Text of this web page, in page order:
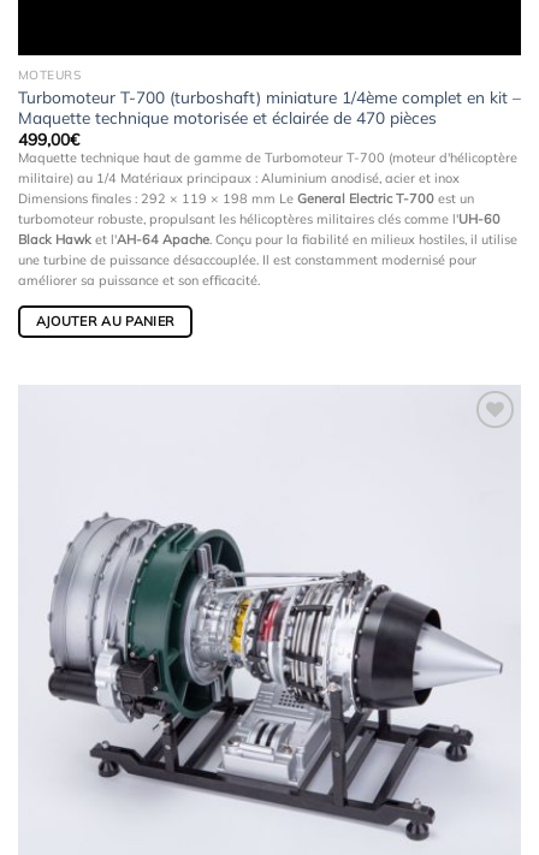
MOTEURS
Turbomoteur T-700 (turboshaft) miniature 1/4ème complet en kit –
Maquette technique motorisée et éclairée de 470 pièces
499,00€
Maquette technique haut de gamme de Turbomoteur T-700 (moteur d'hélicoptère
militaire) au 1/4 Matériaux principaux : Aluminium anodisé, acier et inox
Dimensions finales : 292 × 119 × 198 mm Le General Electric T-700est un
turbomoteur robuste, propulsant les hélicoptères militaires clés comme l'UH-60
Black Hawket l'AH-64 Apache. Conçu pour la fiabilité en milieux hostiles, il utilise
une turbine de puissance désaccouplée. Il est constamment modernisé pour
améliorer sa puissance et son efficacité.
AJOUTER AU PANIER